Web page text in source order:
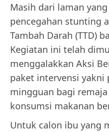
Masih dari laman
pencegahan stunting
Tambah Darah (TTD)
Kegiatan ini telah
menggalakkan Aksi
paket intervensi yakni
mingguan bagi
konsumsi makanan
Untuk calon ibu yang